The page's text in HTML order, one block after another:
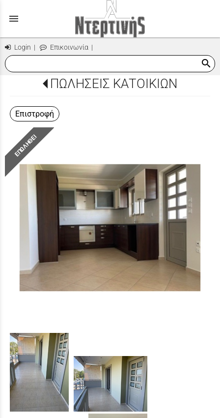
menu
Login | Επικοινωνία |
search
ΠΩΛΗΣΕΙΣ ΚΑΤΟΙΚΙΩΝ
Επιστροφή
ΕΠΩΛΗΘΕΙ